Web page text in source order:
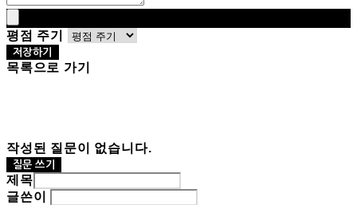
평점 주기
저장하기
목록으로 가기
작성된 질문이 없습니다.
질문 쓰기
제목
글쓴이